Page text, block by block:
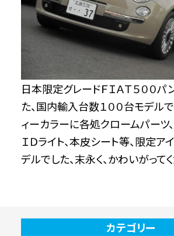
日本限定グレードＦＩＡＴ５００
た、国内輸入台数１００台モデル
ィーカラーに各処クロームパーツ、
ＩＤライト、本皮シート等、限定ア
デルでした、末永く、かわいがって
カテゴリー